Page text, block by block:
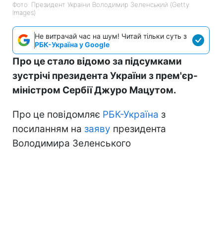
Фото: Президент України Володимир Зеленський (Getty
Images)
Не витрачай час на шум! Читай тільки суть з
РБК-Україна у Google
Про це стало відомо за підсумками
зустрічі президента України з прем'єр-
міністром Сербії Джуро Мацутом.
Про це повідомляє РБК-Україна з
посиланням на заяву президента
Володимира Зеленського